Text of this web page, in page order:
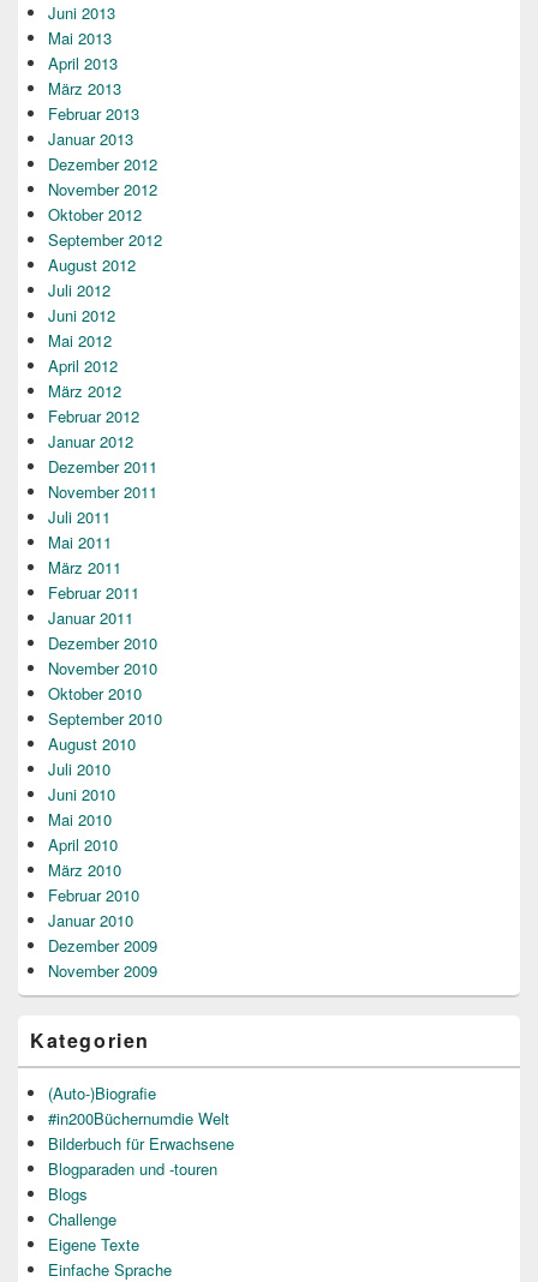
Juni 2013
Mai 2013
April 2013
März 2013
Februar 2013
Januar 2013
Dezember 2012
November 2012
Oktober 2012
September 2012
August 2012
Juli 2012
Juni 2012
Mai 2012
April 2012
März 2012
Februar 2012
Januar 2012
Dezember 2011
November 2011
Juli 2011
Mai 2011
März 2011
Februar 2011
Januar 2011
Dezember 2010
November 2010
Oktober 2010
September 2010
August 2010
Juli 2010
Juni 2010
Mai 2010
April 2010
März 2010
Februar 2010
Januar 2010
Dezember 2009
November 2009
Kategorien
(Auto-)Biografie
#in200Büchernumdie Welt
Bilderbuch für Erwachsene
Blogparaden und -touren
Blogs
Challenge
Eigene Texte
Einfache Sprache